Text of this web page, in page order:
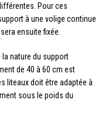
Pour ces
à une volige continue
ensuite fixée.
la nature du support
de 40 à 60 cm est
liteaux doit être adaptée à
sous le poids du